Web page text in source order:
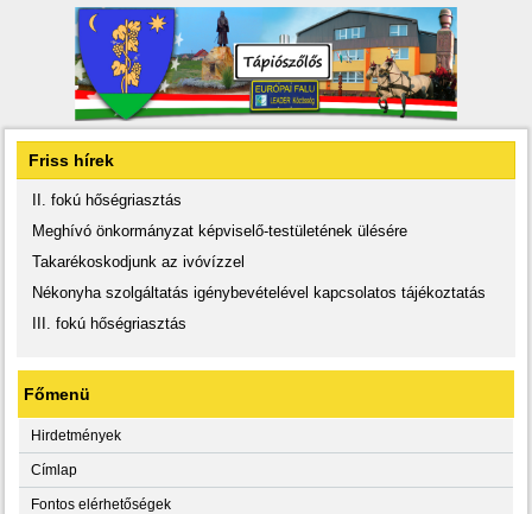
Friss hírek
II. fokú hőségriasztás
Meghívó önkormányzat képviselő-testületének ülésére
Takarékoskodjunk az ivóvízzel
Nékonyha szolgáltatás igénybevételével kapcsolatos tájékoztatás
III. fokú hőségriasztás
Főmenü
Hirdetmények
Címlap
Fontos elérhetőségek